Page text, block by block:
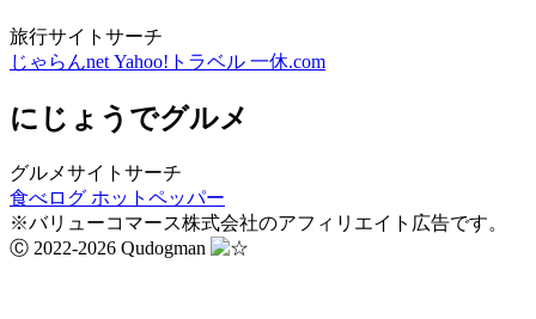
旅行サイトサーチ
じゃらんnetYahoo!トラベル 一休.com
にじょうでグルメ
グルメサイトサーチ
食べログ ホットペッパー
※バリューコマース株式会社のアフィリエイト広告です。
Ⓒ 2022-2026 Qudogman